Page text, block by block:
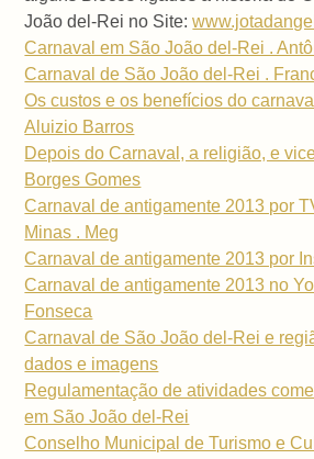
João del-Rei no Site:
Carnaval em São João del-Rei .
Carnaval de São João del-Rei .
Os custos e os benefícios do
Aluizio Barros
Depois do Carnaval, a religião, e
Borges Gomes
Carnaval de antigamente 2013 por
Minas . Meg
Carnaval de antigamente 2013 por
Carnaval de antigamente 2013 no
Fonseca
Carnaval de São João del-Rei e
dados e imagens
Regulamentação de atividades
em São João del-Rei
Conselho Municipal de Turismo e